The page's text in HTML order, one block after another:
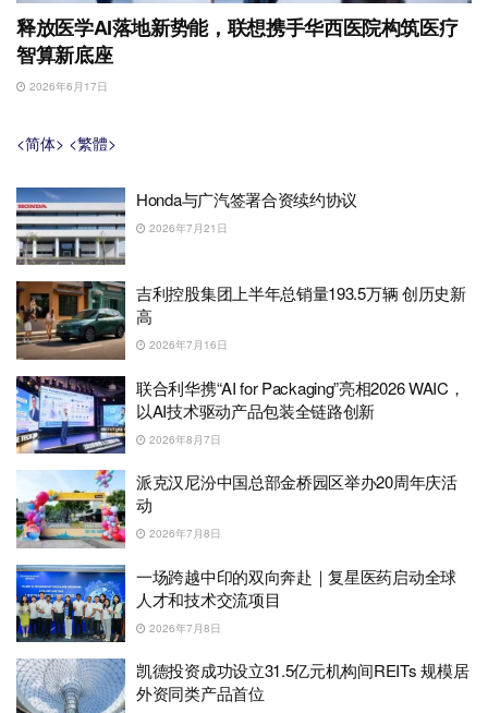
释放医学AI落地新势能，联想携手华西医院构筑医疗
智算新底座
2026年6月17日
<简体> <繁體>
Honda与广汽签署合资续约协议
2026年7月21日
吉利控股集团上半年总销量193.5万辆 创历史新
高
2026年7月16日
联合利华携“AI for Packaging”亮相2026 WAIC，
以AI技术驱动产品包装全链路创新
2026年8月7日
派克汉尼汾中国总部金桥园区举办20周年庆活
动
2026年7月8日
一场跨越中印的双向奔赴｜复星医药启动全球
人才和技术交流项目
2026年7月8日
凯德投资成功设立31.5亿元机构间REITs 规模居
外资同类产品首位